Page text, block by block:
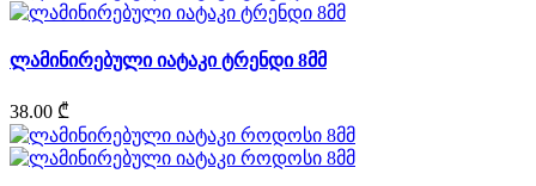
ლამინირებული იატაკი ტრენდი 8მმ
38.00 ₾